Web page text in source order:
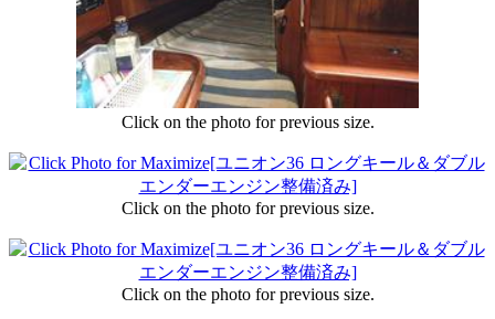
Click on the photo for previous size.
Click on the photo for previous size.
Click on the photo for previous size.